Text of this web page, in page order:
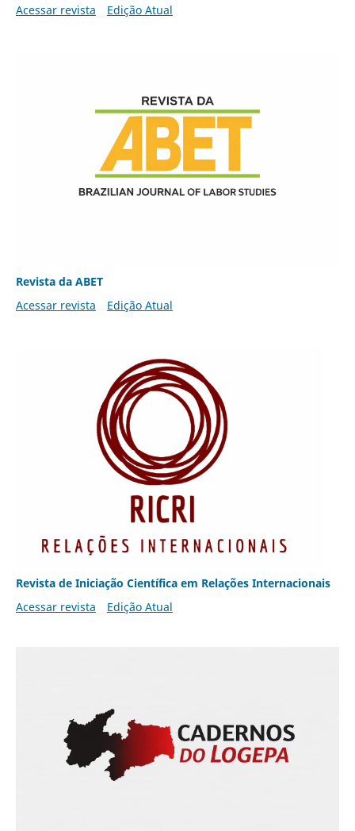
Acessar revista Edição Atual
Revista da ABET
Acessar revista
Edição Atual
Revista de Iniciação Científica em Relações Internacionais
Acessar revista
Edição Atual